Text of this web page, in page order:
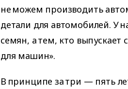
не можем производить
детали для автомобилей. У
семян, а тем, кто выпускает
для машин».
В принципе за три — пять